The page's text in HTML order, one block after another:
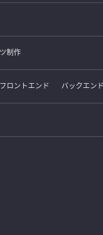
制作
フロントエンド バックエンド